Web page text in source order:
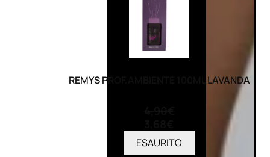
REMYS PROF.AMBIENTE 100ML LAVANDA
ESAURITO